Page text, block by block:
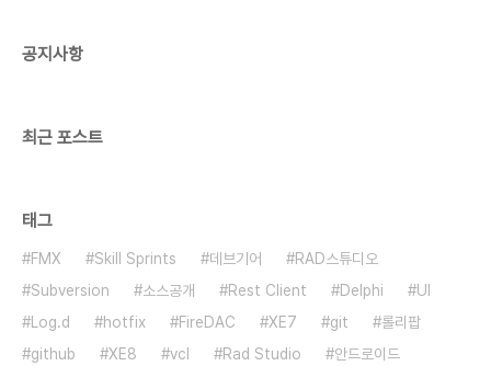
/ 비밀번호 문자NumbersOnly 속성으로 숫자만
공지사항
최근 포스트
태그
FMX Skill Sprints 데브기어
RAD스튜디오
Subversion
소스공개 Rest Client Delphi
UI
Log.d
hotfix FireDAC XE7 git
롤리팝
github
XE8 vcl Rad Studio
안드로이드